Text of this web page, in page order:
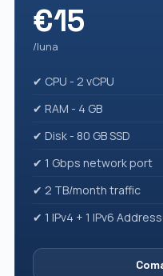
€15
/luna
✔ CPU - 2 vCPU
✔ RAM - 4 GB
✔ Disk - 80 GB SSD
✔ 1 Gbps network port
✔ 2 TB/month traffic
✔ 1 IPv4 + 1 IPv6